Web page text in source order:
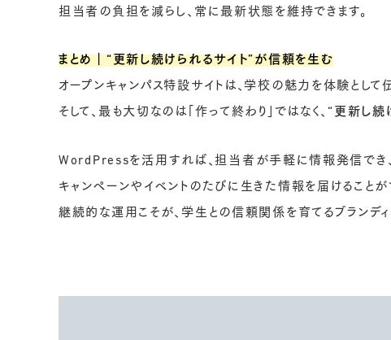
担当者の負担を減らし、常に最新状態を維持できます。
まとめ｜“更新し続けられるサイト”が信頼を生む
オープンキャンパス特設サイトは、学校の魅力を体験として
そして、最も大切なのは「作って終わり」ではなく、 “更新し続
WordPressを活用すれば、担当者が手軽に情報発信でき、
キャンペーンやイベントのたびに生きた情報を届けることが
継続的な運用こそが、学生との信頼関係を育てるブランデ